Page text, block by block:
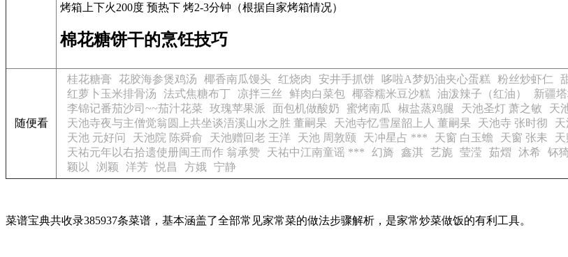
烤箱上下火200度 预热下 烤2-3分钟（根据自家烤箱情况）
棉花糖饼干的烹饪技巧
随便看
桂花糖膏 花胶海参煲鸡汤 椰香南瓜馒头 红烧肉 安井手抓饼 哆啦A梦奶油夹心蛋糕 粉丝炒虾仁
红萝卜玉米排骨汤
法式焦糖布丁 凉拌三丝 鲜肉白菜包 椰蓉糯米豆沙糕 油泼辣子（红油） 新疆
李锦记番茄沙司~~茄汁花菜
玫瑰苹果派 面包机做酸奶 蜜烤南瓜 椒盐蒸鸡腿 天池圣灯 萧之敏 天
天池寺夜与主僧觉翁圆上共坐谈浯溪山水之胜 董嗣杲
天池寺忆雪屋韶上人 董嗣杲 天池寺 张时彻
天池 元好问
天池院 陈舜俞 天池赠回老 王洋 天池 周敦颐 天冲星占 *** 天窗 白玉蟾 天窗 张耒
天祐元年以右拾遗使册闽王而作 翁承赞
天祐中江南童谣 *** 幻旖 鑫淇 艺旎 莹滢 茹熠 沐希 钚
颖以
浏颖 洋芳 悦昌 方娥 宁静
菜谱宝典共收录385937条菜谱，基本涵盖了全部常见家常菜的做法步骤解析，是家常炒菜做饭的有利工具。